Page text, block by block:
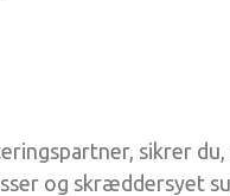
sikrer
og skræddersyet